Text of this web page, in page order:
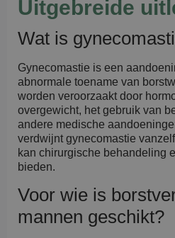
Uitgebreide
Wat is
Gynecomastie is een
abnormale toename van
worden veroorzaakt door
overgewicht, het gebruik van
andere medische
verdwijnt gynecomastie
kan chirurgische behandeling
bieden.
Voor wie is
mannen geschikt?